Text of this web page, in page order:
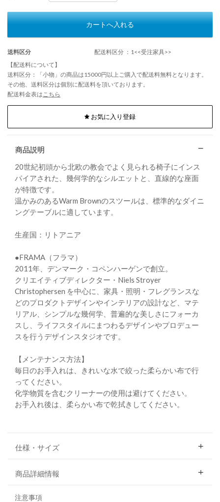
カートへ入れる
送料区分
配送料区分 ：1<<受注家具>>
【配送料について】
送料区分：「小物」の商品は15000円以上ご購入で配送料無料となります。
その他、送料区分は個別に配送料を頂いております。
配送料金表は こちら
お気に入り登録
商品説明
20世紀初頭から北欧の教会でよく見られる椅子にインス
パイアされた、幾何学的なシルエットと、直線的な座面
が特徴です。
温かみのあるWarm Brownのスツールは、標準的なダイニ
ングテーブルに適しています。
生産国：リトアニア
●FRAMA（フラマ）
2011年、デンマーク・コペンハーゲンで創立。
クリエイティブディレクター・Niels Stroyer
Christophersen を中心に、家具・照明・フレグランスな
どのプロダクトデザインやインテリアの設計など、マテ
リアル、シンプルな幾何学、普遍的な美しさにフォーカ
スし、ライフスタイルにまつわるデザインやプロデュー
スを行うデザインスタジオです。
【メンテナンス方法】
毎日のお手入れは、きれいな水で絞った柔らかい布で行
ってください。
化学物質を含むクリーナーの使用は避けてください。
お手入れ後は、柔らかい布で乾拭きしてください。
仕様・サイズ
商品詳細情報
注意事項